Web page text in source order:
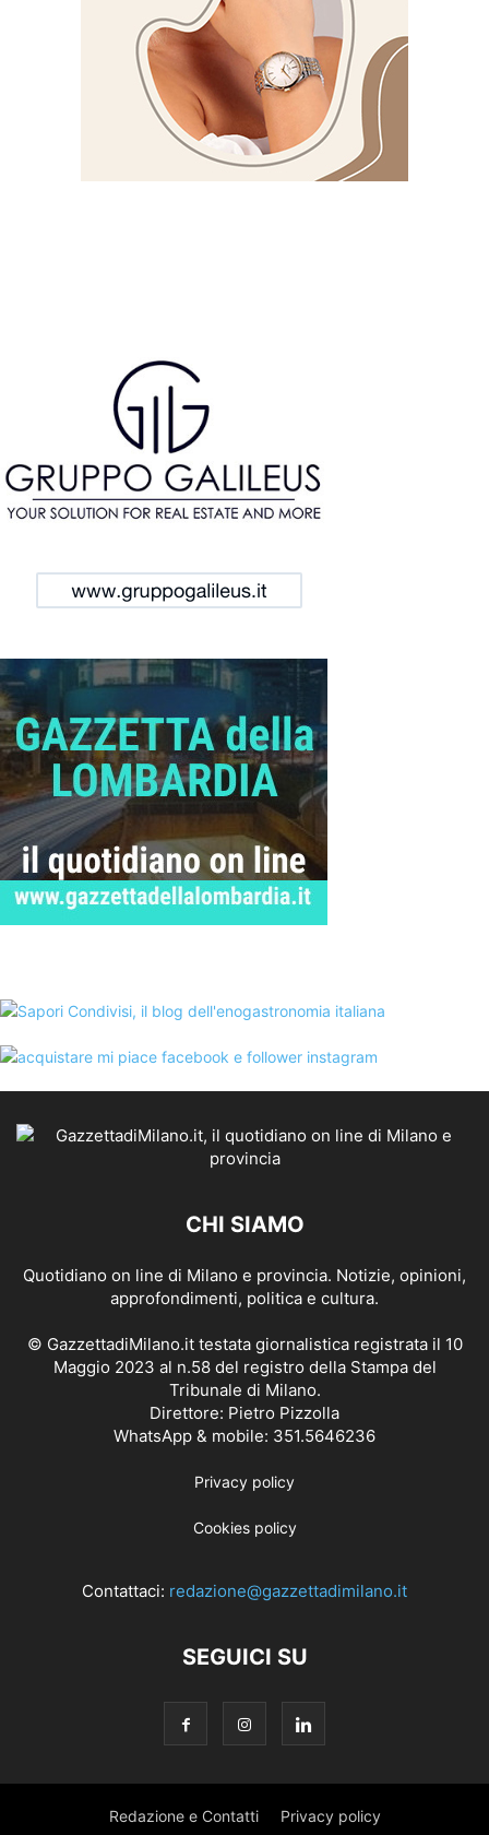
CHI SIAMO
Quotidiano on line di Milano e provincia. Notizie, opinioni,
approfondimenti, politica e cultura.
© GazzettadiMilano.it testata giornalistica registrata il 10
Maggio 2023 al n.58 del registro della Stampa del
Tribunale di Milano.
Direttore: Pietro Pizzolla
WhatsApp & mobile: 351.5646236
Privacy policy
Cookies policy
Contattaci: redazione@gazzettadimilano.it
SEGUICI SU
Redazione e Contatti Privacy policy